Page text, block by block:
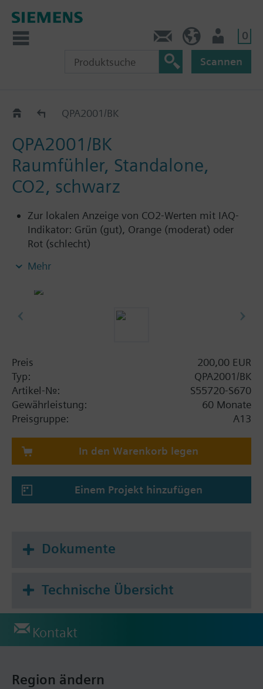
0
Scannen
QPA2.0..QPA2001/BK
QPA2001/BK
Raumfühler, Standalone,
CO2, schwarz
Zur lokalen Anzeige von CO2-Werten mit IAQ-
Indikator: Grün (gut), Orange (moderat) oder
Rot (schlecht)
Gebäudeautomations- und Steuerungssysteme
Inbetriebnahme über die Siemens Quick Config
CO2: Verwendet ein einkanaliges NDIR-
Fühlerelement, das ideal für Räume mit
intermittierender Belegung.
Anwendungsfälle: Ältere gewerbliche oder
Wohngebäude (ohne Gebäudeautomations‑ und
Steuerungssysteme), in denen die Nutzer bei
moderaten (IAQ‑Indikator Orange) oder hohen
CO₂‑Konzentrationen (IAQ‑Indikator Rot) die
zuzuführen.
Mehr
Preis
200,00 EUR
Typ:
QPA2001/BK
Artikel-Nr.:
S55720-S670
Gewährleistung:
60 Monate
Preisgruppe:
A13
In den Warenkorb legen
Einem Projekt hinzufügen
Dokumente
Technische Übersicht
Kontakt
Region ändern